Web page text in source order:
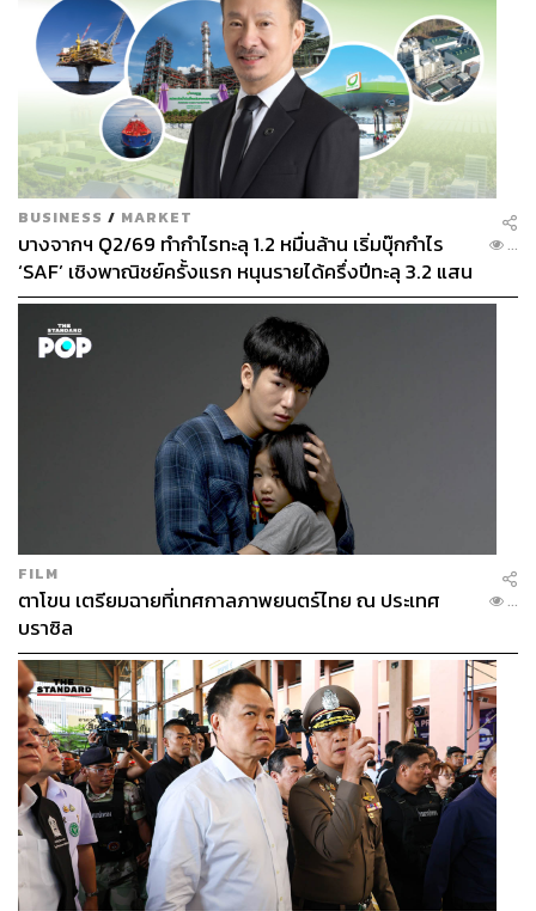
BUSINESS / MARKET
บางจากฯ Q2/69 ทำกำไรทะลุ 1.2 หมื่นล้าน เริ่มบุ๊กกำไร
‘SAF’ เชิงพาณิชย์ครั้งแรก หนุนรายได้ครึ่งปีทะลุ 3.2 แสน
ล้าน
...
FILM
ตาโขน เตรียมฉายที่เทศกาลภาพยนตร์ไทย ณ ประเทศ
บราซิล
...